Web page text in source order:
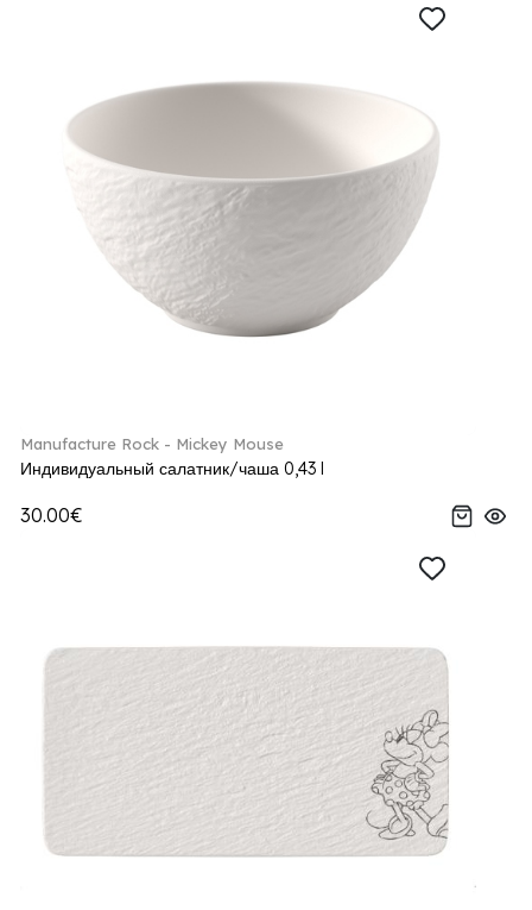
Manufacture Rock - Mickey Mouse
Индивидуальный салатник/чаша 0,43 l
30.00€